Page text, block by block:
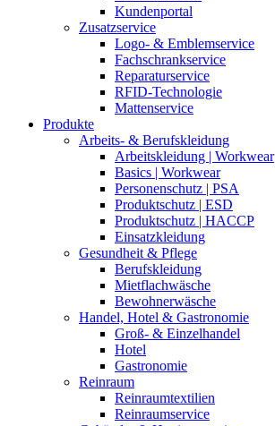
Kundenportal
Zusatzservice
Logo- & Emblemservice
Fachschrankservice
Reparaturservice
RFID-Technologie
Mattenservice
Produkte
Arbeits- & Berufskleidung
Arbeitskleidung | Workwear
Basics | Workwear
Personenschutz | PSA
Produktschutz | ESD
Produktschutz | HACCP
Einsatzkleidung
Gesundheit & Pflege
Berufskleidung
Mietflachwäsche
Bewohnerwäsche
Handel, Hotel & Gastronomie
Groß- & Einzelhandel
Hotel
Gastronomie
Reinraum
Reinraumtextilien
Reinraumservice